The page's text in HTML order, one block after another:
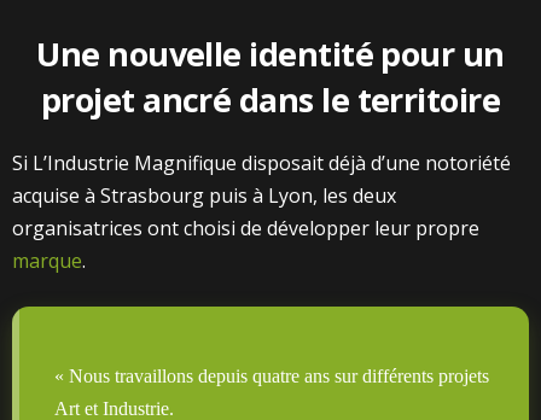
Une nouvelle identité pour un
projet ancré dans le territoire
Si L’Industrie Magnifique disposait déjà d’une notoriété
acquise à Strasbourg puis à Lyon, les deux
organisatrices ont choisi de développer leur propre
marque.
« Nous travaillons depuis quatre ans sur différents projets
Art et Industrie.